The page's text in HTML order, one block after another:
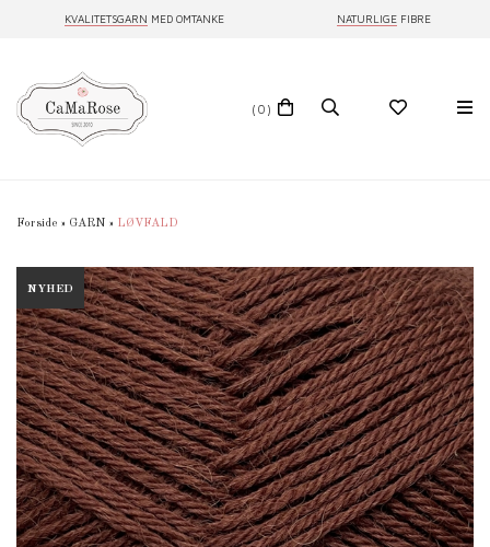
KVALITETSGARN MED OMTANKE NATURLIGE FIBRE
(0)
Forside » GARN » LØVFALD
NYHED